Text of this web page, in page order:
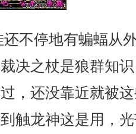
不停地有蝙蝠从
决之杖是狼群知
，还没靠近就被
触龙神这是用，